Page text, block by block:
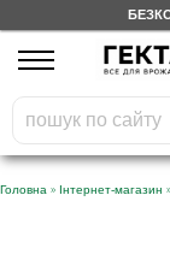
На вашому
бонусному рахунку
Головна » Інтернет-магазин »